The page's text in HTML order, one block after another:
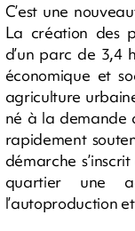
C’est une
La création des
d’un parc de 3,4
économique et
agriculture
né à la demande
rapidement
démarche
quartier une
l’autoproduction